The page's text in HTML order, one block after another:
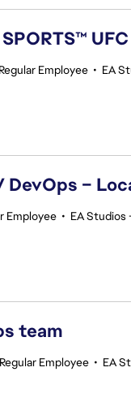
UFC
Regular Employee • EA
–
Employee • EA Studios
team
Regular Employee • EA